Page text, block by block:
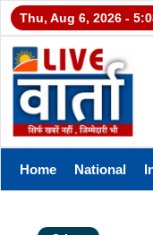
Thu, Aug 6, 2026 -
Home National